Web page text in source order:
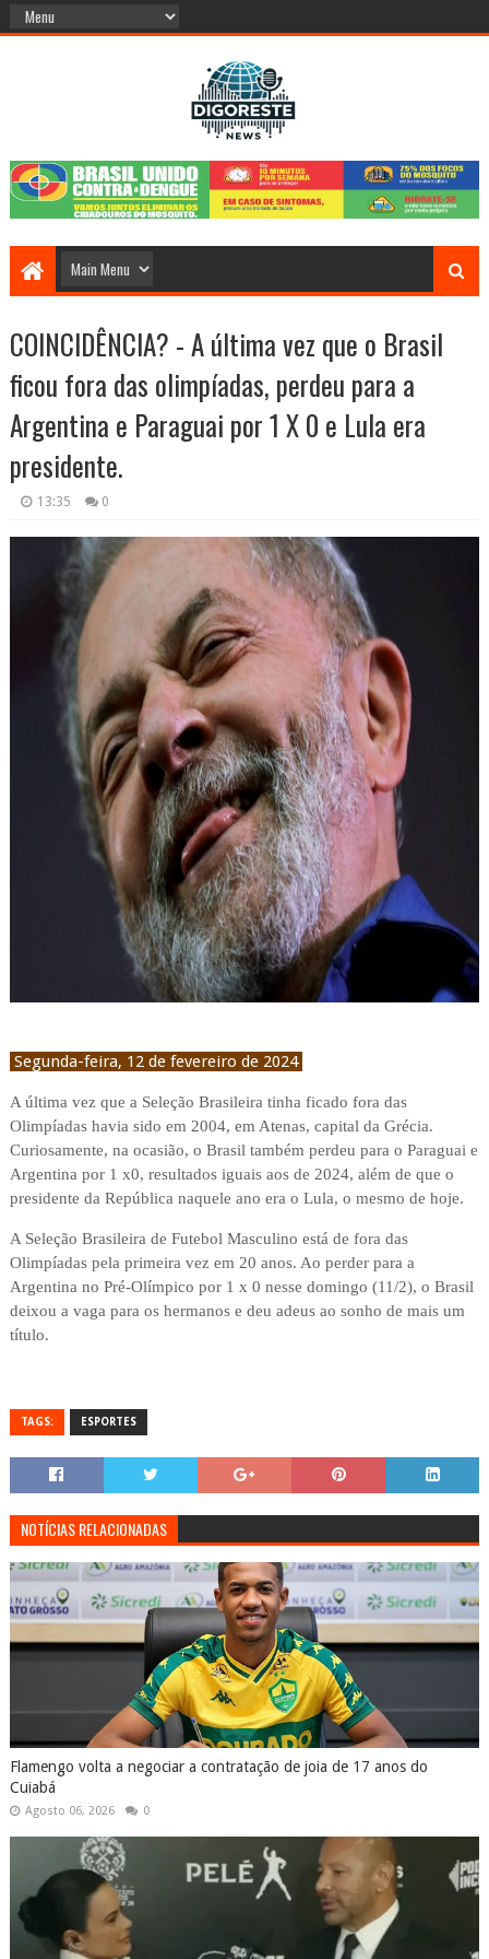
COINCIDÊNCIA? - A última vez que o Brasil
ficou fora das olimpíadas, perdeu para a
Argentina e Paraguai por 1 X 0 e Lula era
presidente.
13:35 0
Segunda-feira, 12 de fevereiro de 2024
A última vez que a Seleção Brasileira tinha ficado fora das
Olimpíadas havia sido em 2004, em Atenas, capital da Grécia.
Curiosamente, na ocasião, o Brasil também perdeu para o Paraguai e
Argentina por 1 x0, resultados iguais aos de 2024, além de que o
presidente da República naquele ano era o Lula, o mesmo de hoje.
A Seleção Brasileira de Futebol Masculino está de fora das
Olimpíadas pela primeira vez em 20 anos. Ao perder para a
Argentina no Pré-Olímpico por 1 x 0 nesse domingo (11/2), o Brasil
deixou a vaga para os hermanos e deu adeus ao sonho de mais um
título.
TAGS: ESPORTES
NOTÍCIAS RELACIONADAS
Flamengo volta a negociar a contratação de joia de 17 anos do
Cuiabá
Agosto 06, 2026 0